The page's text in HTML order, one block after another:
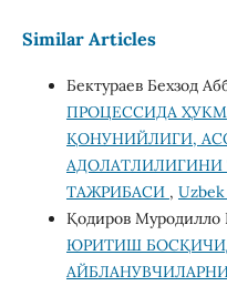
Similar Articles
Бектураев Бехзод
ПРОЦЕССИДА
ҚОНУНИЙЛИГИ,
ТАЖРИБАСИ , Uzbek
Қодиров Муродилло
ЮРИТИШ